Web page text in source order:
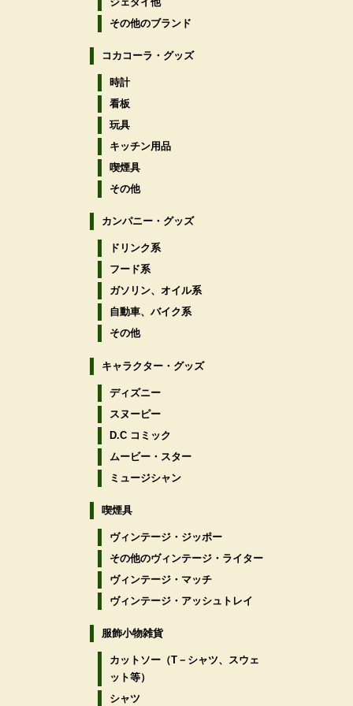
その他のブランド
コカコーラ・グッズ
時計
看板
玩具
キッチン用品
喫煙具
その他
カンパニー・グッズ
ドリンク系
フード系
ガソリン、オイル系
自動車、バイク系
その他
キャラクター・グッズ
ディズニー
スヌーピー
D.C コミック
ムービー・スター
ミュージシャン
喫煙具
ヴィンテージ・ジッポー
その他のヴィンテージ・ライター
ヴィンテージ・マッチ
ヴィンテージ・アッシュトレイ
服飾小物雑貨
カットソー（T－シャツ、スウェ
ット等）
シャツ